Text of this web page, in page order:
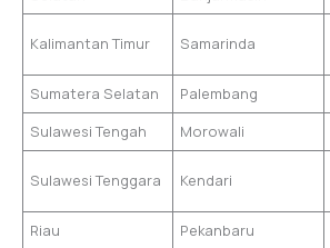
Kalimantan Timur Samarinda
Sumatera Selatan
Palembang
Sulawesi Tengah
Morowali
Sulawesi Tenggara Kendari
Riau
Pekanbaru